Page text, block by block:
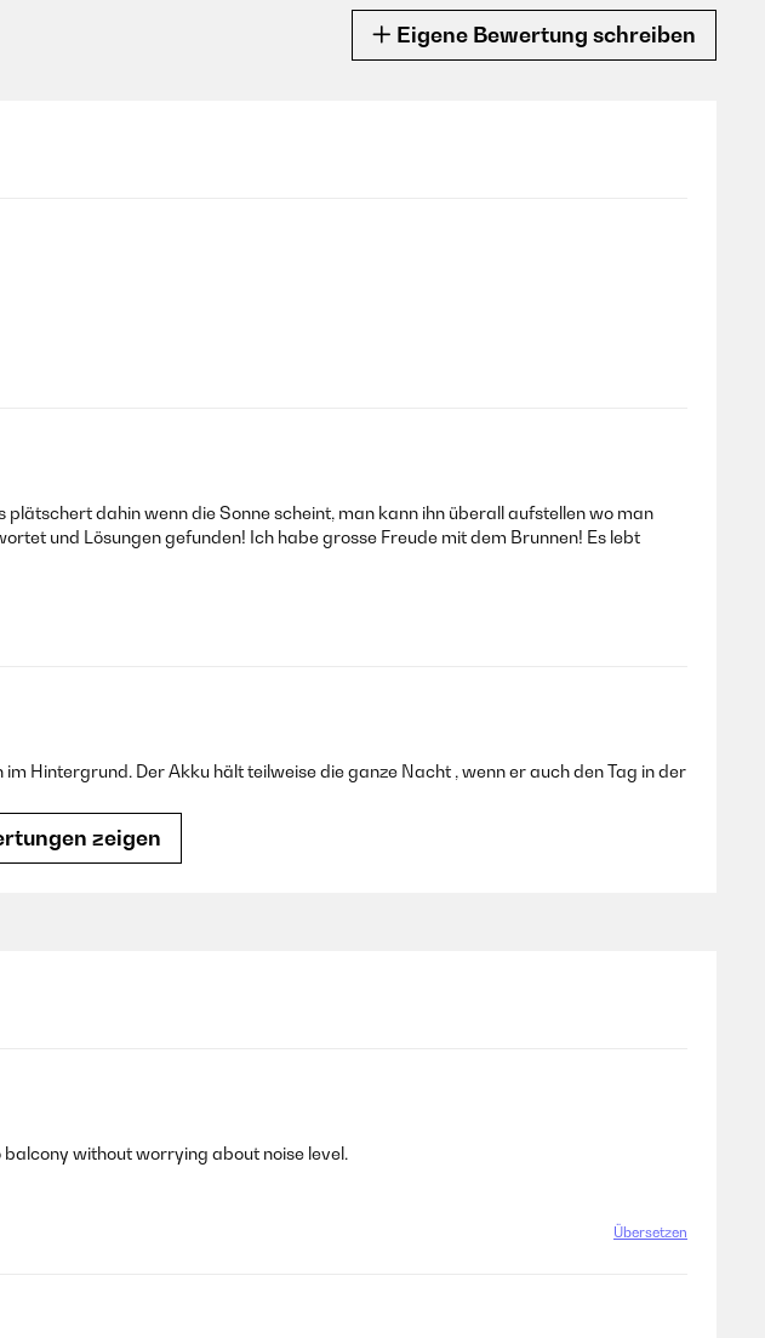
Eigene Bewertung schreiben
dahin wenn die Sonne scheint, man kann ihn überall aufstellen wo man
und Lösungen gefunden! Ich habe grosse Freude mit dem Brunnen! Es lebt
Hintergrund. Der Akku hält teilweise die ganze Nacht , wenn er auch den Tag in der
überzeugt. Die Funktion ist einwandfrei – das Wasser fließt ruhig und gleichmäßig,
Die Lieferung war zudem überraschend schnell. Klare Kaufempfehlung!
zeigen
without worrying about noise level.
Übersetzen